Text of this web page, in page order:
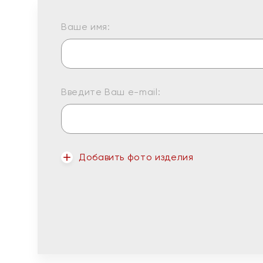
Ваше имя:
Введите Ваш e-mail:
Добавить фото изделия